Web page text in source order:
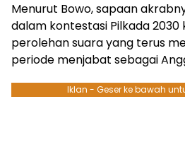
Menurut Bowo, sapaan
dalam kontestasi Pilkada
perolehan suara yang terus
periode menjabat sebagai
Iklan - Geser ke bawah